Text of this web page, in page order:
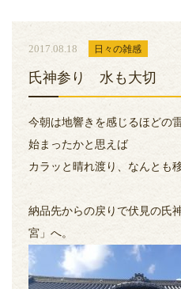
2017.08.18 日々の雑感
氏神参り 水も大切
今朝は地響きを感じるほどの
始まったかと思えば
カラッと晴れ渡り、なんとも
納品先からの戻りで伏見の氏
宮」へ。